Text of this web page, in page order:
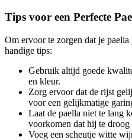
Tips voor een Perfecte
Om ervoor te zorgen dat je
handige tips:
Gebruik altijd goede
en kleur.
Zorg ervoor dat de rijst
voor een gelijkmatige
Laat de paella niet te lang
voorkomen dat hij te
Voeg een scheutje witte